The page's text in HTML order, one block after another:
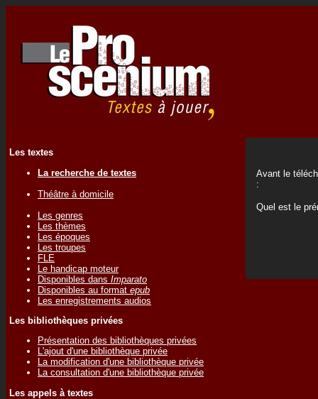
Les textes
La recherche de textes
Théâtre à domicile
Les genres
Les thèmes
Les époques
Les troupes
FLE
Le handicap moteur
Disponibles dans Imparato
Disponibles au format epub
Les enregistrements audios
Les bibliothèques privées
Présentation des bibliothèques privées
L'ajout d'une bibliothèque privée
La modification d'une bibliothèque privée
La consultation d'une bibliothèque privée
Les appels à textes
Avant le
:
Quel est le